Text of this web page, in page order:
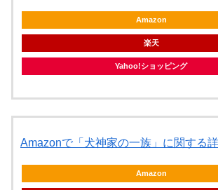
Amazon
楽天
Yahoo!ショッピング
Amazonで「犬神家の一族」に関する
Amazon